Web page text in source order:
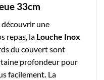
33cm
une
repas, la Louche Inox
du couvert sont
profondeur pour
facilement La